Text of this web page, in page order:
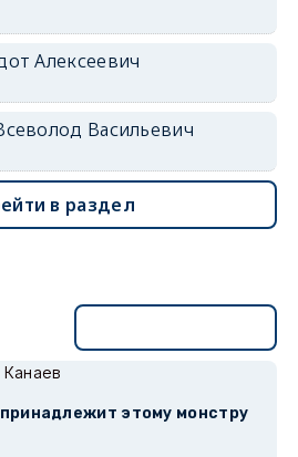
Алексеевич
Васильевич
в раздел
этому монстру